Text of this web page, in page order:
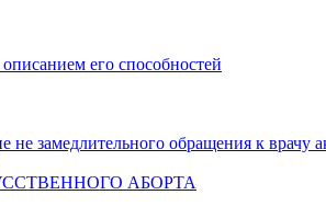
его способностей
обращения к врачу
АБОРТА